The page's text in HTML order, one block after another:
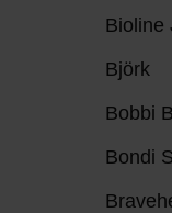
Bioline
Björk
Bobbi
Bondi